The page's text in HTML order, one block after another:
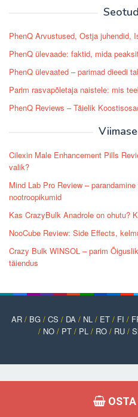
PhenQ Arvustused, Ostja juhendid,
PhenQ ülevaade: faktid, mida
PhenQ ülevaated – parimad dieedi
Parim rasvapõletaja naistele: mis
PhenQ Reviews – Täielik
Cilexin Male Enhancement Pills
valik?
Mind Lab Pro Review –
nootroopikumid
Kas CrazyBulk Anadrole on ohutu?
NooCube Review: Side Effects,
Crazy Bulk WINSOL – parim
täiendus
AR/ BG/ CS / DA/ NL/ ET/ FI /
/ NO/ PT/ PL/ RO/ RU/